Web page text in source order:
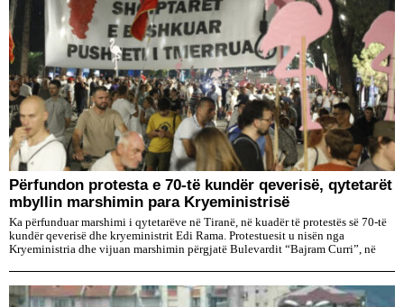
Përfundon protesta e 70-të kundër qeverisë, qytetarët
mbyllin marshimin para Kryeministrisë
Ka përfunduar marshimi i qytetarëve në Tiranë, në kuadër të protestës së 70-të
kundër qeverisë dhe kryeministrit Edi Rama. Protestuesit u nisën nga
Kryeministria dhe vijuan marshimin përgjatë Bulevardit “Bajram Curri”, në